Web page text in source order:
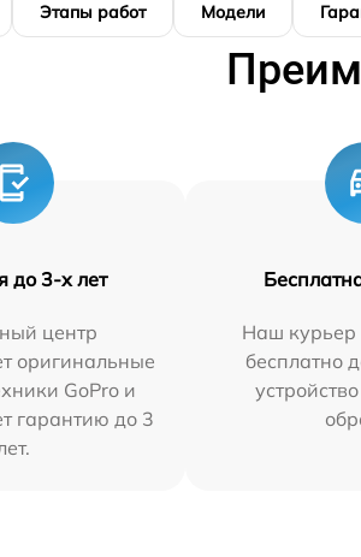
Этапы работ Модели
до 3-х лет
центр
оригинальные
GoPro и
гарантию до 3
Наш курьер
бесплатно